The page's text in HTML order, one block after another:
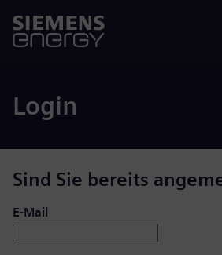
Login
Sind Sie bereits
Login: Benutzer und Passwort
E-Mail